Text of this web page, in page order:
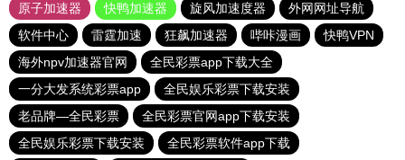
原子加速器
快鸭加速器 旋风加速度器
外网网址导航
软件中心
雷霆加速 狂飙加速器 哔咔漫画
快鸭VPN
海外npv加速器官网
全民彩票app下载大全
一分大发系统彩票app
全民娱乐彩票下载安装
老品牌—全民彩票
全民彩票官网app下载安装
全民娱乐彩票下载安装
全民彩票软件app下载